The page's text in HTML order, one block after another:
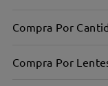
Compra Por
Compra Por